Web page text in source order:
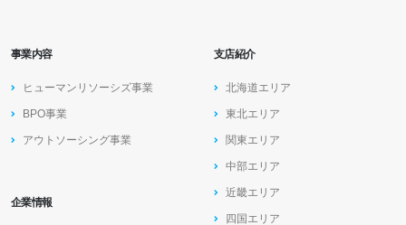
事業内容
ヒューマンリソーシズ事業
BPO事業
アウトソーシング事業
企業情報
支店紹介
北海道エリア
東北エリア
関東エリア
中部エリア
近畿エリア
四国エリア